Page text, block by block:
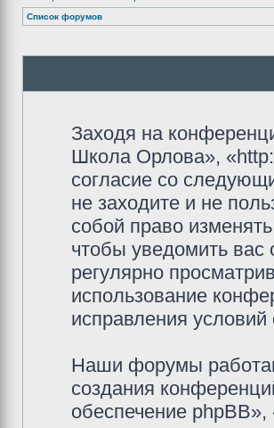
Список форумов
Заходя на
Школа Орлова»,
согласие со
не заходите и не
собой право
чтобы уведомить
регулярно
использование
исправления
Наши форумы
создания
обеспечение